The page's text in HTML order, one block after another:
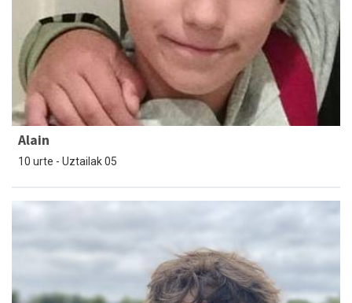
Alain
10 urte - Uztailak 05